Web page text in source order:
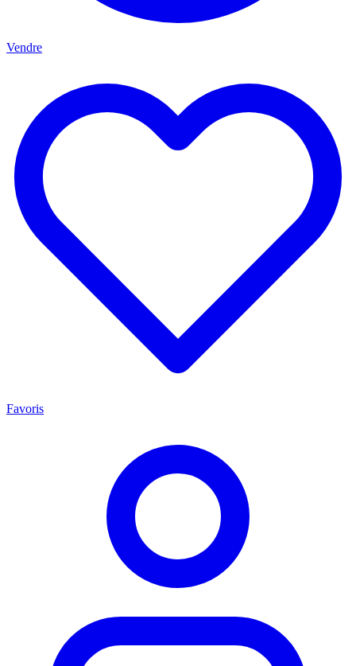
Vendre
Favoris